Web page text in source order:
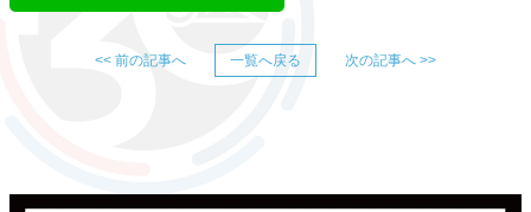
<< 前の記事へ 一覧へ戻る 次の記事へ >>